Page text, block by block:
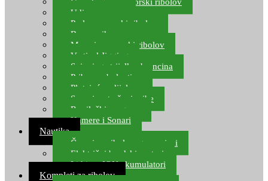
Udice za more
Perle za morski ribolov
Brum prihrana za more
Mamci za morski ribolov
Vertical Jigging
Spinning strijelke, brancina
Pribor za bolentino
Plutajuća odijela
Sonari za traženje ribe
Ronilački program
Kamere i Sonari
Nautika
Čamci za ribolov, gumenjaci
Električni brodski motori
Lithium ION akumulatori
Kompleti za ribolov